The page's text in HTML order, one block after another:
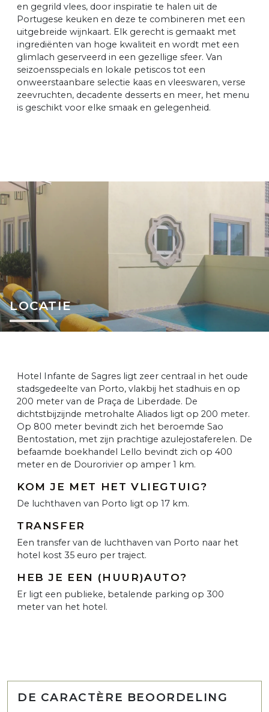
en gegrild vlees, door inspiratie te halen uit de
Portugese keuken en deze te combineren met een
uitgebreide wijnkaart. Elk gerecht is gemaakt met
ingrediënten van hoge kwaliteit en wordt met een
glimlach geserveerd in een gezellige sfeer. Van
seizoensspecials en lokale petiscos tot een
onweerstaanbare selectie kaas en vleeswaren, verse
zeevruchten, decadente desserts en meer, het menu
is geschikt voor elke smaak en gelegenheid.
LOCATIE
Hotel Infante de Sagres ligt zeer centraal in het oude
stadsgedeelte van Porto, vlakbij het stadhuis en op
200 meter van de Praça de Liberdade. De
dichtstbijzijnde metrohalte Aliados ligt op 200 meter.
Op 800 meter bevindt zich het beroemde Sao
Bentostation, met zijn prachtige azulejostaferelen. De
befaamde boekhandel Lello bevindt zich op 400
meter en de Dourorivier op amper 1 km.
KOM JE MET HET VLIEGTUIG?
De luchthaven van Porto ligt op 17 km.
TRANSFER
Een transfer van de luchthaven van Porto naar het
hotel kost 35 euro per traject.
HEB JE EEN (HUUR)AUTO?
Er ligt een publieke, betalende parking op 300
meter van het hotel.
DE CARACTÈRE BEOORDELING